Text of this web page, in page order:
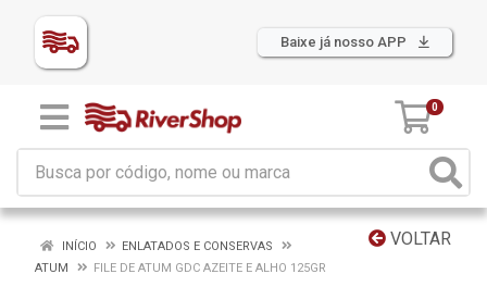
Baixe já nosso APP
0
VOLTAR
INÍCIO
ENLATADOS E CONSERVAS
ATUM
FILE DE ATUM GDC AZEITE E ALHO 125GR